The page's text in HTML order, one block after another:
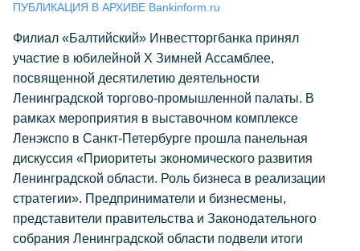
ПУБЛИКАЦИЯ В АРХИВЕ Bankinform.ru
Филиал «Балтийский» Инвестторгбанка принял
участие в юбилейной Х Зимней Ассамблее,
посвященной десятилетию деятельности
Ленинградской торгово-промышленной палаты. В
рамках мероприятия в выставочном комплексе
Ленэкспо в Санкт-Петербурге прошла панельная
дискуссия «Приоритеты экономического развития
Ленинградской области. Роль бизнеса в реализации
стратегии». Предприниматели и бизнесмены,
представители правительства и Законодательного
собрания Ленинградской области подвели итоги